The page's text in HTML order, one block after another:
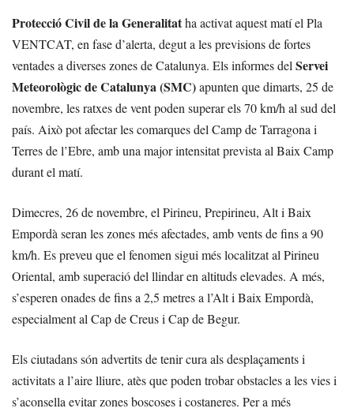
Protecció Civil de la Generalitatha activat aquest matí el Pla
VENTCAT, en fase d’alerta, degut a les previsions de fortes
ventades a diverses zones de Catalunya. Els informes del Servei
Meteorològic de Catalunya (SMC)apunten que dimarts, 25 de
novembre, les ratxes de vent poden superar els 70 km/h al sud del
país. Això pot afectar les comarques del Camp de Tarragona i
Terres de l’Ebre, amb una major intensitat prevista al Baix Camp
durant el matí.
Dimecres, 26 de novembre, el Pirineu, Prepirineu, Alt i Baix
Empordà seran les zones més afectades, amb vents de fins a 90
km/h. Es preveu que el fenomen sigui més localitzat al Pirineu
Oriental, amb superació del llindar en altituds elevades. A més,
s’esperen onades de fins a 2,5 metres a l’Alt i Baix Empordà,
especialment al Cap de Creus i Cap de Begur.
Els ciutadans són advertits de tenir cura als desplaçaments i
activitats a l’aire lliure, atès que poden trobar obstacles a les vies i
s’aconsella evitar zones boscoses i costaneres. Per a més